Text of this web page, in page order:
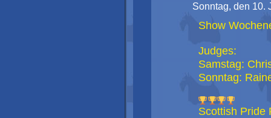
Sonntag, den 10.
Show
Judges:
Samstag:
Sonntag:
Scottish Pride